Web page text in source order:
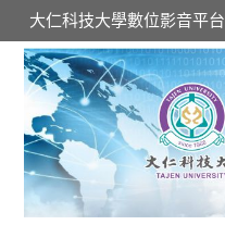
大仁科技大學數位影音平台